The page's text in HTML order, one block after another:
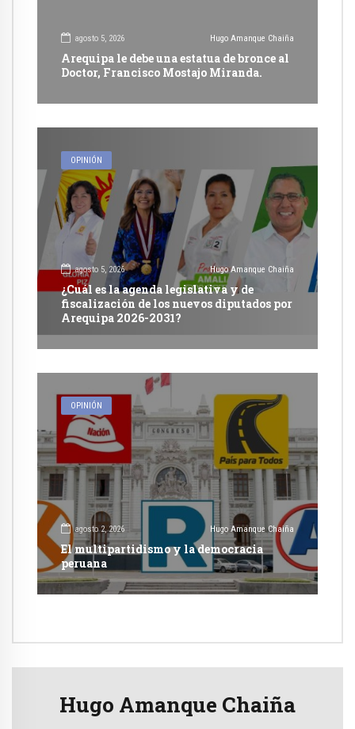
agosto 5, 2026 Hugo Amanque Chaiña
Arequipa le debe una estatua de bronce al
Doctor, Francisco Mostajo Miranda.
OPINIÓN
agosto 5, 2026 Hugo Amanque Chaiña
¿Cuál es la agenda legislativa y de
fiscalización de los nuevos diputados por
Arequipa 2026-2031?
OPINIÓN
agosto 2, 2026 Hugo Amanque Chaiña
El multipartidismo y la democracia
peruana
Hugo Amanque Chaiña